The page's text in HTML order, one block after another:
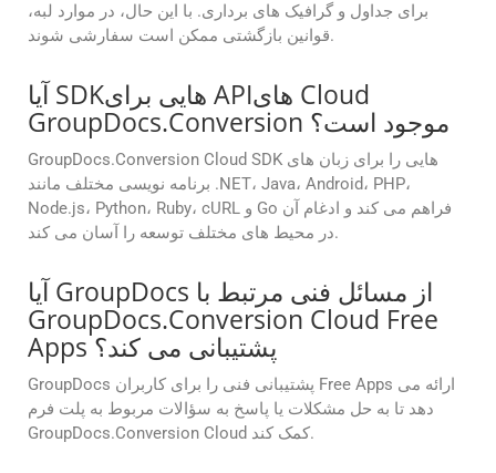
برای جداول و گرافیک های برداری. با این حال، در موارد لبه،
قوانین بازگشتی ممکن است سفارشی شوند.
آیا SDKهایی برای APIهای Cloud
GroupDocs.Conversion موجود است؟
GroupDocs.Conversion Cloud SDK هایی را برای زبان های
برنامه نویسی مختلف مانند .NET، Java، Android، PHP،
Node.js، Python، Ruby، cURL و Go فراهم می کند و ادغام آن
در محیط های مختلف توسعه را آسان می کند.
آیا GroupDocs از مسائل فنی مرتبط با
GroupDocs.Conversion Cloud Free
Apps پشتیبانی می کند؟
GroupDocs پشتیبانی فنی را برای کاربران Free Apps ارائه می
دهد تا به حل مشکلات یا پاسخ به سؤالات مربوط به پلت فرم
GroupDocs.Conversion Cloud کمک کند.